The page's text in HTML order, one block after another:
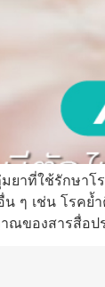
ยาที่ใช้รักษา
ๆ เช่น โรคย้
ของสารสื่อป